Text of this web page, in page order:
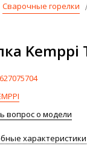
Сварочные горелки
Kemppi
627075704
вопрос о модели
характеристики